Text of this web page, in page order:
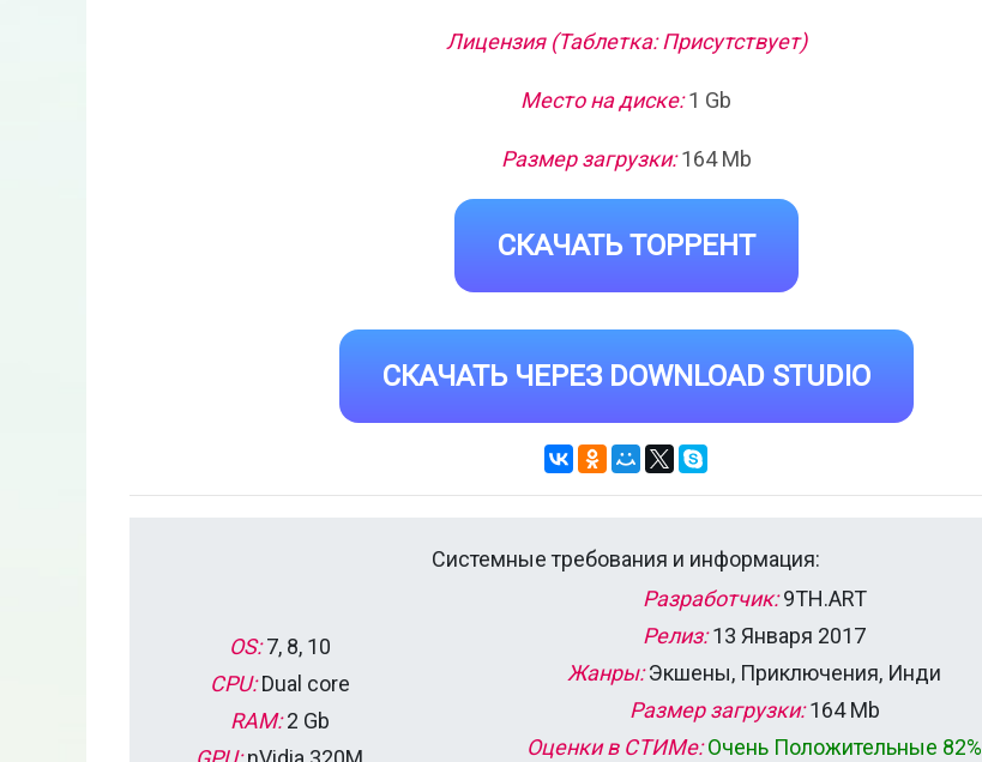
Лицензия (Таблетка: Присутствует)
Место на диске:1 Gb
Размер загрузки:164 Mb
СКАЧАТЬ ТОРРЕНТ
СКАЧАТЬ ЧЕРЕЗ DOWNLOAD STUDIO
Системные требования и информация:
OS:7, 8, 10
CPU:Dual core
RAM:2 Gb
Разработчик:9TH.ART
Релиз:13 Января 2017
Жанры:Экшены, Приключения, Инди
Размер загрузки:164 Mb
Оценки в СТИМе: Очень Положительные 82%